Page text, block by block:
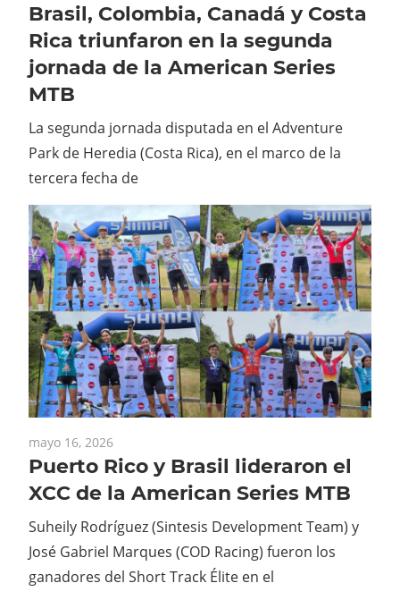
Brasil, Colombia, Canadá y Costa
Rica triunfaron en la segunda
jornada de la American Series
MTB
La segunda jornada disputada en el Adventure
Park de Heredia (Costa Rica), en el marco de la
tercera fecha de
mayo 16, 2026
Puerto Rico y Brasil lideraron el
XCC de la American Series MTB
Suheily Rodríguez (Sintesis Development Team) y
José Gabriel Marques (COD Racing) fueron los
ganadores del Short Track Élite en el